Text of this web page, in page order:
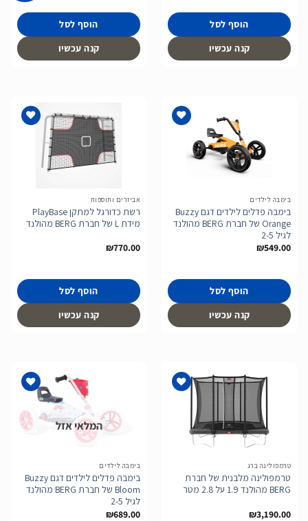
הוסף לסל
קנה עכשיו
הוסף לסל
קנה עכשיו
בימבה לילדים
בימבה פדלים לילדים דגם Buzzy
Orange של חברת BERG מהולנד
לגיל 2-5
₪549.00
הוסף לסל
קנה עכשיו
אביזרים ותוספות
רשת כדורגל למתקן PlayBase
מידת L של חברת BERG מהולנד
₪770.00
הוסף לסל
קנה עכשיו
טרמפולינה ברג
טרמפולינה מלבנית של חברת
BERG מהולנד 1.9 על 2.8 מטר
₪3,190.00
הוסף
לרשימת
המלאי אזל
בימבה לילדים
בימבה פדלים לילדים דגם Buzzy
Bloom של חברת BERG מהולנד
לגיל 2-5
₪689.00